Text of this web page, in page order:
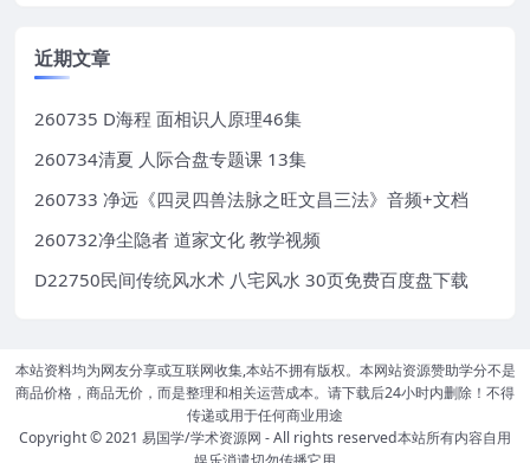
近期文章
260735 D海程 面相识人原理46集
260734清夏 人际合盘专题课 13集
260733 净远《四灵四兽法脉之旺文昌三法》音频+文档
260732净尘隐者 道家文化 教学视频
D22750民间传统风水术 八宅风水 30页免费百度盘下载
本站资料均为网友分享或互联网收集,本站不拥有版权。本网站资源赞助学分不是
商品价格，商品无价，而是整理和相关运营成本。请下载后24小时内删除！不得
传递或用于任何商业用途
Copyright © 2021 易国学/学术资源网 - All rights reserved本站所有内容自用